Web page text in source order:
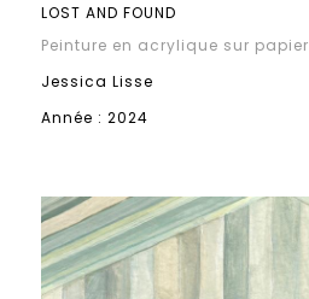
LOST AND FOUND
Peinture en acrylique sur papier
Jessica Lisse
Année : 2024